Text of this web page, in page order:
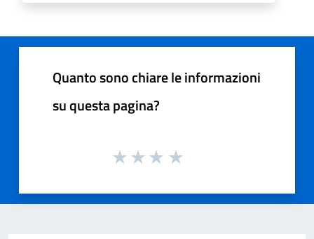
Quanto sono chiare le informazioni
su questa pagina?